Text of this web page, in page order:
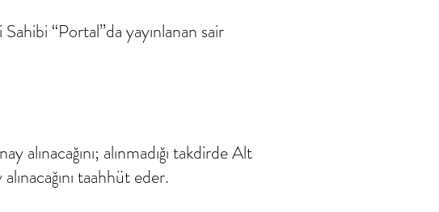
“Portal”da yayınlanan sair
alınacağını; alınmadığı takdirde Alt
taahhüt eder.